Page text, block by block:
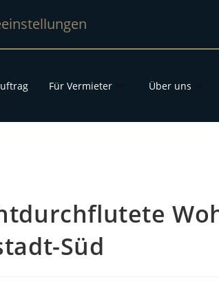
Für Vermieter Über uns
Süd